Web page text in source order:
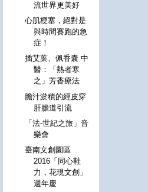
流世界更美好
心肌梗塞，絕對是
與時間賽跑的急
症！
插艾葉、佩香囊 中
醫：「熱者寒
之」芳香療法
膽汁淤積的經皮穿
肝膽道引流
「法-世紀之旅」音
樂會
臺南文創園區
2016「同心鞋
力，花現文創」
週年慶